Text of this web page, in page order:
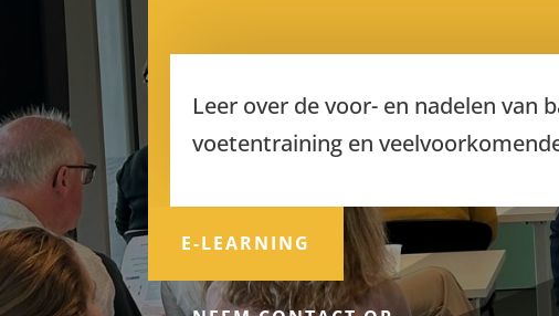
Leer over de voor- en nadelen van
voetentraining en
E-LEARNING